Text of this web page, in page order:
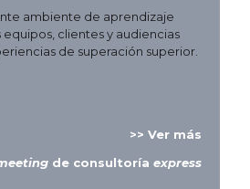
ambiente de aprendizaje
equipos, clientes y audiencias
de superación superior.
>> Ver más
de consultoría express